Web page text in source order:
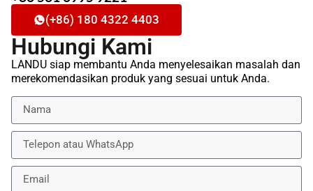
(+86) 180 4322 4403
Hubungi Kami
LANDU siap membantu Anda menyelesaikan masalah dan
merekomendasikan produk yang sesuai untuk Anda.